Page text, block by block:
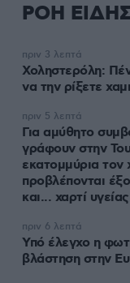
ΡΟΗ
Χοληστερόλη:
να την ρίξετε
πριν 3 λεπτά
Για αμύθητο
γράφουν στην
εκατομμύρια τον
προβλέπονται
και... χαρτί υγείας
πριν 5 λεπτά
Υπό έλεγχο η
βλάστηση στην
πριν 6 λεπτά